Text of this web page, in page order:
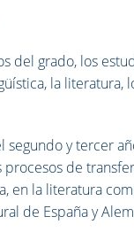
del grado, los
la literatura,
y tercer
de
en la literatura
de España y